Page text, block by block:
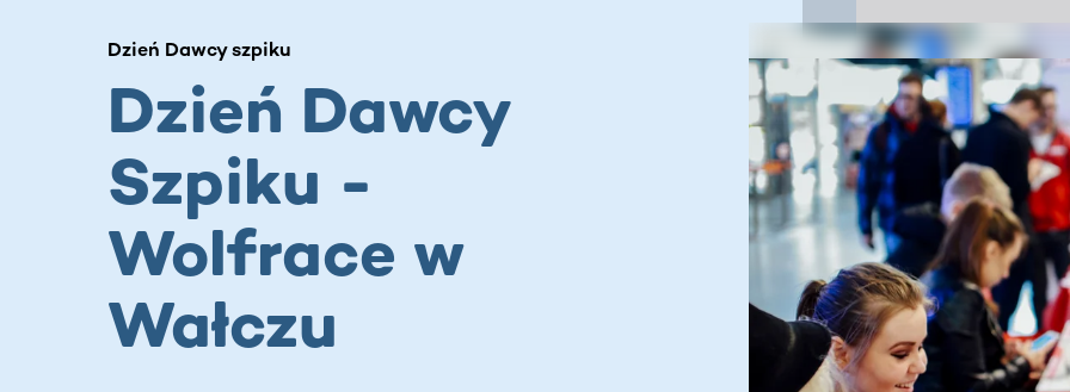
Dzień Dawcy szpiku
Dzień Dawcy
Szpiku -
Wolfrace w
Wałczu